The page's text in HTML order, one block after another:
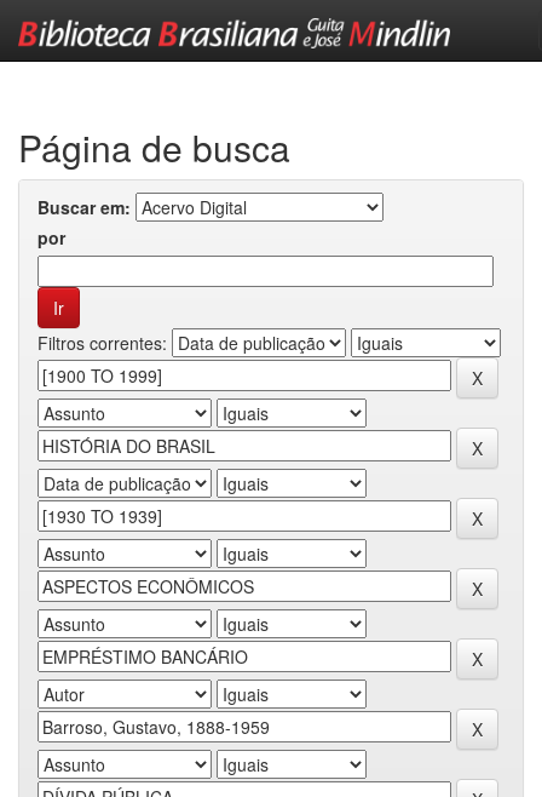
Página de busca
Buscar em:
por
Filtros correntes: